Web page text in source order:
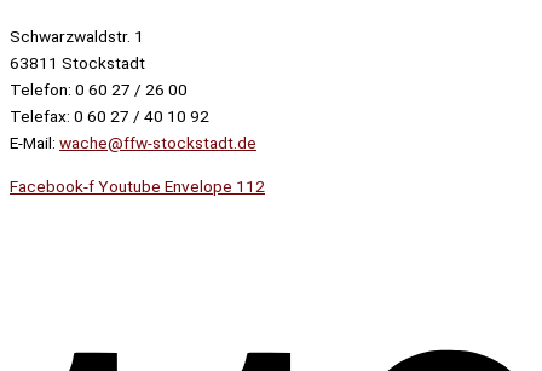
Schwarzwaldstr. 1
63811 Stockstadt
Telefon: 0 60 27 / 26 00
Telefax: 0 60 27 / 40 10 92
E-Mail: wache@ffw-stockstadt.de
Facebook-fYoutube Envelope 112